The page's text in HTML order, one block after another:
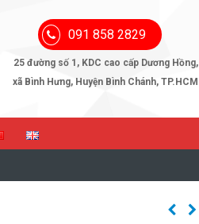
091 858 2829
25 đường số 1, KDC cao cấp Dương Hồng,
xã Bình Hưng, Huyện Bình Chánh, TP.HCM